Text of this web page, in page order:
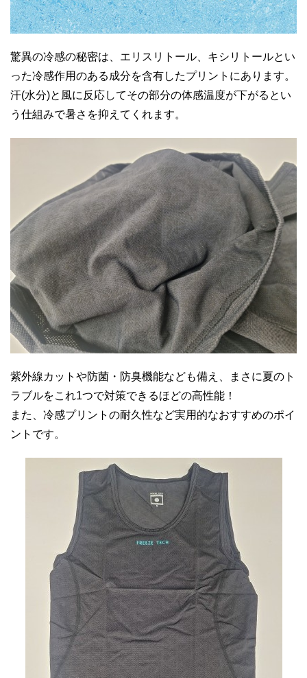
驚異の冷感の秘密は、エリスリトール、キシリトールとい
った冷感作用のある成分を含有したプリントにあります。
汗(水分)と風に反応してその部分の体感温度が下がるとい
う仕組みで暑さを抑えてくれます。
紫外線カットや防菌・防臭機能なども備え、まさに夏のト
ラブルをこれ1つで対策できるほどの高性能！
また、冷感プリントの耐久性など実用的なおすすめのポイ
ントです。